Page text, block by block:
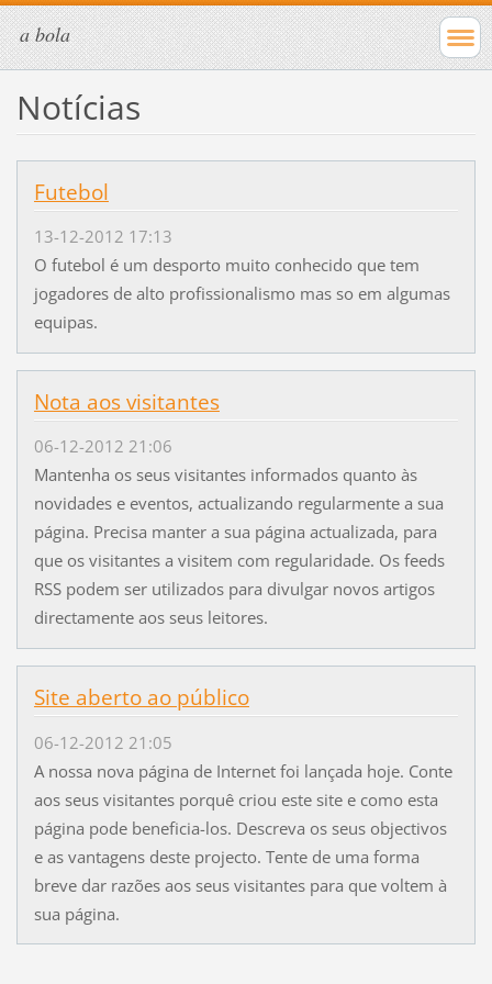
a bola
Notícias
Futebol
13-12-2012 17:13
O futebol é um desporto muito conhecido que tem
jogadores de alto profissionalismo mas so em algumas
equipas.
Nota aos visitantes
06-12-2012 21:06
Mantenha os seus visitantes informados quanto às
novidades e eventos, actualizando regularmente a sua
página. Precisa manter a sua página actualizada, para
que os visitantes a visitem com regularidade. Os feeds
RSS podem ser utilizados para divulgar novos artigos
directamente aos seus leitores.
Site aberto ao público
06-12-2012 21:05
A nossa nova página de Internet foi lançada hoje. Conte
aos seus visitantes porquê criou este site e como esta
página pode beneficia-los. Descreva os seus objectivos
e as vantagens deste projecto. Tente de uma forma
breve dar razões aos seus visitantes para que voltem à
sua página.